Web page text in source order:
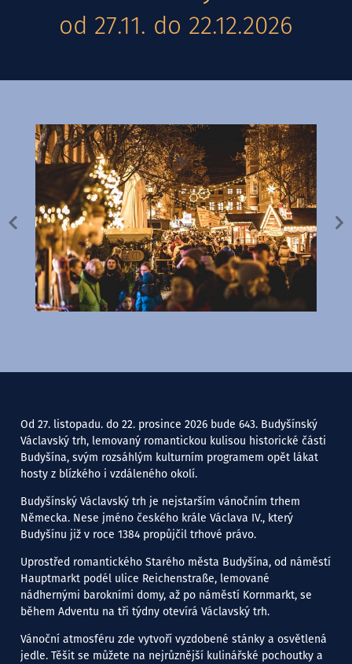
od 27.11. do 22.12.2026
Od 27. listopadu. do 22. prosince 2026 bude 643. Budyšínský
Václavský trh, lemovaný romantickou kulisou historické části
Budyšína, svým rozsáhlým kulturním programem opět lákat
hosty z blízkého i vzdáleného okolí.
Budyšínský Václavský trh je nejstarším vánočním trhem
Německa. Nese jméno českého krále Václava IV., který
Budyšínu již v roce 1384 propůjčil trhové právo.
Uprostřed romantického Starého města Budyšína, od náměstí
Hauptmarkt podél ulice Reichenstraße, lemované
nádhernými barokními domy, až po náměstí Kornmarkt, se
během Adventu na tři týdny otevírá Václavský trh.
Vánoční atmosféru zde vytvoří vyzdobené stánky a osvětlená
jedle. Těšit se můžete na nejrůznější kulinářské pochoutky a